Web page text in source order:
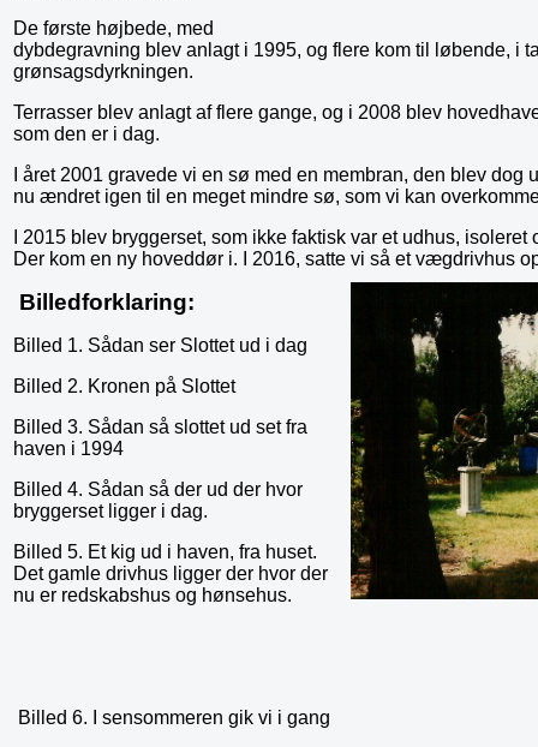
De første højbede, med
dybdegravning blev anlagt i 1995, og flere kom til løbende, i
grønsagsdyrkningen.
Terrasser blev anlagt af flere gange, og i 2008 blev
som den er i dag.
I året 2001 gravede vi en sø med en membran, den blev
nu ændret igen til en meget mindre sø, som vi kan
I 2015 blev bryggerset, som ikke faktisk var et udhus,
Der kom en ny hoveddør i. I 2016, satte vi så et vægdrivhus
Billedforklaring:
Billed 1. Sådan ser Slottet ud i dag
Billed 2. Kronen på Slottet
Billed 3. Sådan så slottet ud set fra
haven i 1994
Billed 4. Sådan så der ud der hvor
bryggerset ligger i dag.
Billed 5. Et kig ud i haven, fra huset.
Det gamle drivhus ligger der hvor der
nu er redskabshus og hønsehus.
Billed 6. I sensommeren gik vi i gang